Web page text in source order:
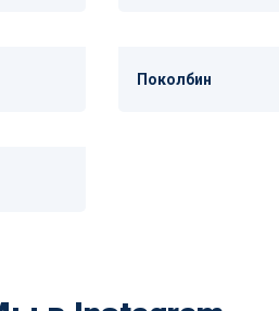
Поколбин